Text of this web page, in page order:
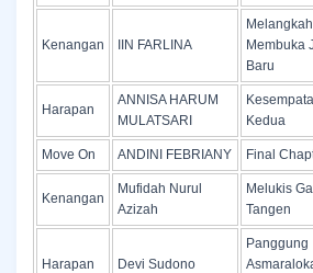
Kenangan IIN FARLINA
Membuka
Baru
Harapan
ANNISA HARUM
MULATSARI
Kedua
Move On ANDINI FEBRIANY Final
Kenangan
Mufidah Nurul
Azizah
Melukis
Tangen
Harapan Devi Sudono
Panggung